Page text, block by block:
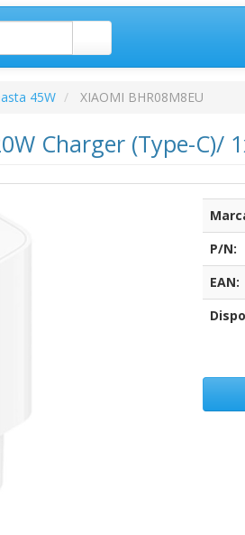
45W XIAOMI BHR08M8EU
Charger (Type-C)/
P/N:
EAN: